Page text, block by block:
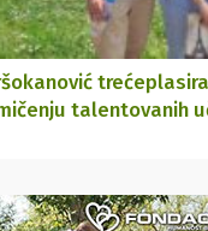
talentovanih